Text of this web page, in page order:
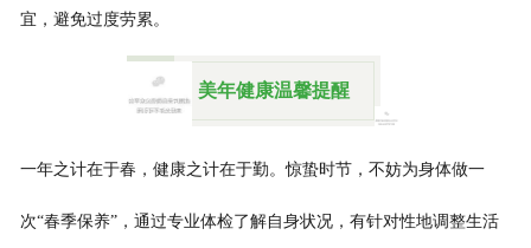
宜，避免过度劳累。
美年健康温馨提醒
一年之计在于春，健康之计在于勤。惊蛰时节，不妨为身体做一
次“春季保养”，通过专业体检了解自身状况，有针对性地调整生活